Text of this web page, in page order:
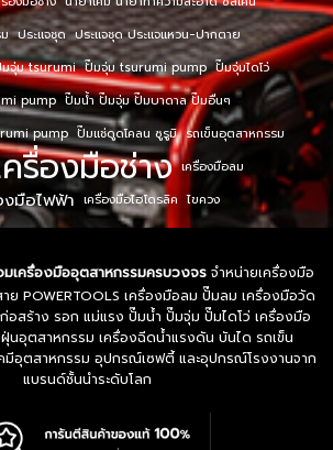
ประแจชุด ประแจชุด ประแจแหวน-ปากตาย
จุ่ม tsurumi ปั๊มจุ่ม tsurumi pump ปั๊มจุ่มไดโว่
pump ปั๊มน้ำ ปั๊มจุ่ม ปั๊มบาดาล ปั๊มอื่นๆ
pump ปั๊มแช่ดูดโคลน ซูรูมิ รถเข็นอุตสาหกรรม
ครื่องมือช่าง เครื่องมือลม
งมือไฟฟ้า เครื่องมือไฮโดรลิค ไขควง
เครื่องมืออุตสาหกรรมครบวงจรจำหน่ายเครื่องมือ
ย POWERTOOLS เครื่องมือลม ปั๊มลม เครื่องมือวัด
สร้าง รอก แม่แรง ปั๊มน้ำ ปั๊มจุ่ม ปั๊มไดโว่ เครื่องมือ
นอุตสาหกรรม เครื่องฉีดน้ำแรงดัน บันได รถเข็น
มีอุตสาหกรรม อุปกรณ์เซฟตี้ และอุปกรณ์โรงงานจาก
แบรนด์ชั้นนำระดับโลก